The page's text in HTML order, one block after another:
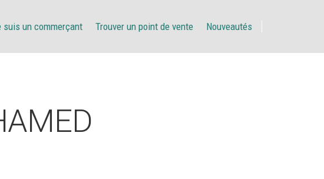
suis un commerçant Trouver un point de vente Nouveautés